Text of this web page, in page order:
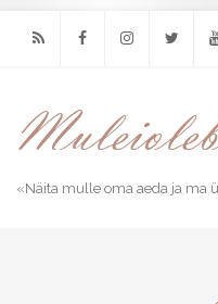
«Näita mulle oma aeda ja ma